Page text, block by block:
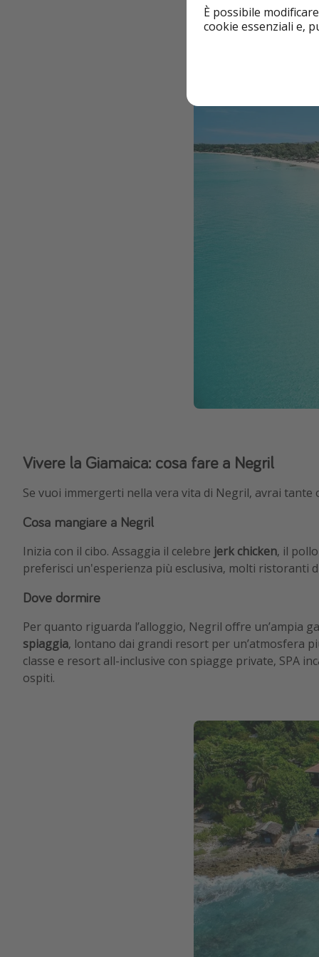
Vivere la Giamaica: cosa fare a Negril
Se vuoi immergerti nella vera vita di Negril, avrai
Cosa mangiare a Negril
Inizia con il cibo. Assaggia il celebre jerk chicken, il
preferisci un'esperienza più esclusiva, molti
Dove dormire
Per quanto riguarda l’alloggio, Negril offre un’ampia
spiaggia, lontano dai grandi resort per un’atmosfera
classe e resort all-inclusive con spiagge private, SPA
ospiti.
È possibile
cookie essenziali e,